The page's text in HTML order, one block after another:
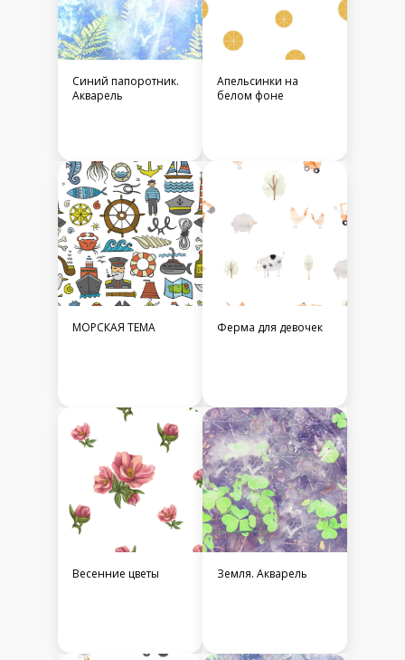
Синий папоротник.
Акварель
Апельсинки на
белом фоне
МОРСКАЯ ТЕМА Ферма для девочек
Весенние цветы Земля. Акварель